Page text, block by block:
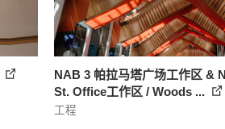
NAB 3 帕拉马塔广场工作区 &
St. Office工作区 / Woods ...
工程